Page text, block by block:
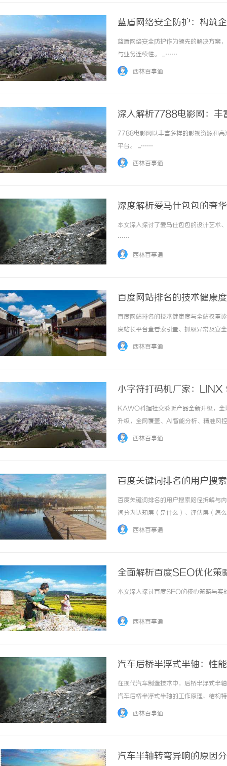
蓝盾网络安全防护：构筑
蓝盾网络安全防护作为领先的解决方案
与业务连续性。 ...……
西林百事通
深入解析7788电影网：丰
7788电影网以丰富多样的影视资源和高
平台。 ...……
西林百事通
深度解析爱马仕包包的奢
本文深入探讨了爱马仕包包的设计艺术
……
西林百事通
百度网站排名的技术健康
百度网站排名的技术健康度与全站权
度站长平台查看索引量、抓取异常及安
中百度蜘蛛的访问趋势，连续3天下降
西林百事通
小字符打码机厂家：LINX
KAWO科握社交聆听产品全新升级，
升级，全网覆盖、AI智能分析、精准
管理平台KAWO科握今日正式发布社
西林百事通
百度关键词排名的用户搜
百度关键词排名的用户搜索路径拆解
词分为认知层（是什么）、评估层（怎
科式长文，解释定义、分类及基础原理
西林百事通
全面解析百度SEO优化策
本文深入探讨百度SEO的核心策略与
西林百事通
汽车后桥半浮式半轴：性
在现代汽车制造技术中，后桥半浮式半
汽车后桥半浮式半轴的工作原理、结构
一、什么是后桥半浮式半轴？后桥半浮
西林百事通
汽车半轴转弯异响的原因